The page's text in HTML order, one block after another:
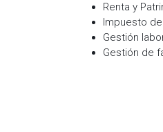
Renta y
Impuesto
Gestión
Gestión de